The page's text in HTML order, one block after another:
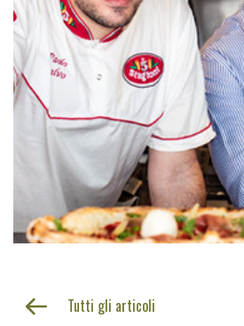
Tutti gli articoli